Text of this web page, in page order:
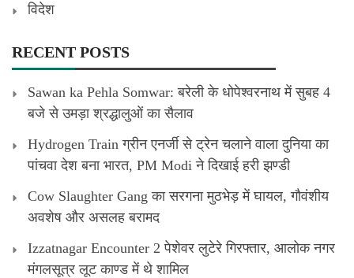
विदेश
RECENT POSTS
Sawan ka Pehla Somwar: बरेली के धोपेश्वरनाथ में सुबह 4
बजे से उमड़ा श्रद्धालुओं का सैलाव
Hydrogen Train ग्रीन एनर्जी से ट्रेन चलाने वाला दुनिया का
पांचवा देश बना भारत, PM Modi ने दिखाई हरी झण्डी
Cow Slaughter Gang का सरगना मुठभेड़ में घायल, गौवंशीय
अवशेष और असलह बरामद
Izzatnagar Encounter 2 पेशेवर लुटेरे गिरफ्तार, आलोक नगर
मंगलसूत्र लूट काण्‍ड में थे शामिल